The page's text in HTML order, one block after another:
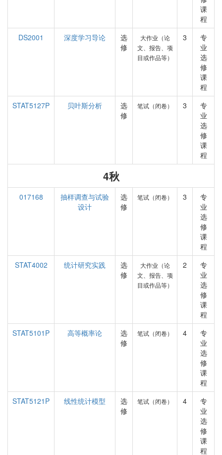
课
程
DS2001
深度学习导论
选
修
大作业（论
文、报告、项
目或作品等）
3
专
业
选
修
课
程
STAT5127P
贝叶斯分析
选
修
笔试（闭卷） 3
专
业
选
修
课
程
4秋
017168
抽样调查与试验
设计
选
修
笔试（闭卷） 3
专
业
选
修
课
程
STAT4002
统计研究实践
选
修
大作业（论
文、报告、项
目或作品等）
2
专
业
选
修
课
程
STAT5101P
高等概率论
选
修
笔试（闭卷） 4
专
业
选
修
课
程
STAT5121P
线性统计模型
选
修
笔试（闭卷） 4
专
业
选
修
课
程